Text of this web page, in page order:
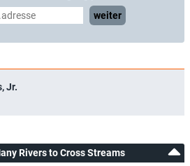
weiter
Jr.
Rivers to Cross Streams